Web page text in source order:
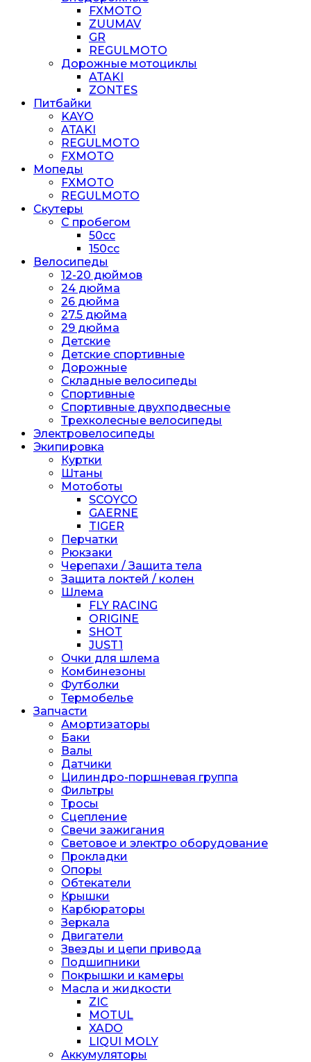
FXMOTO
ZUUMAV
GR
REGULMOTO
Дорожные мотоциклы
ATAKI
ZONTES
Питбайки
KAYO
ATAKI
REGULMOTO
FXMOTO
Мопеды
FXMOTO
REGULMOTO
Скутеры
С пробегом
50cc
150cc
Велосипеды
12-20 дюймов
24 дюйма
26 дюйма
27.5 дюйма
29 дюйма
Детские
Детские спортивные
Дорожные
Складные велосипеды
Спортивные
Спортивные двухподвесные
Трехколесные велосипеды
Электровелосипеды
Экипировка
Куртки
Штаны
Мотоботы
SCOYCO
GAERNE
TIGER
Перчатки
Рюкзаки
Черепахи / Защита тела
Защита локтей / колен
Шлема
FLY RACING
ORIGINE
SHOT
JUST1
Очки для шлема
Комбинезоны
Футболки
Термобелье
Запчасти
Амортизаторы
Баки
Валы
Датчики
Цилиндро-поршневая группа
Фильтры
Тросы
Сцепление
Свечи зажигания
Световое и электро оборудование
Прокладки
Опоры
Обтекатели
Крышки
Карбюраторы
Зеркала
Двигатели
Звезды и цепи привода
Подшипники
Покрышки и камеры
Масла и жидкости
ZIC
MOTUL
XADO
LIQUI MOLY
Аккумуляторы